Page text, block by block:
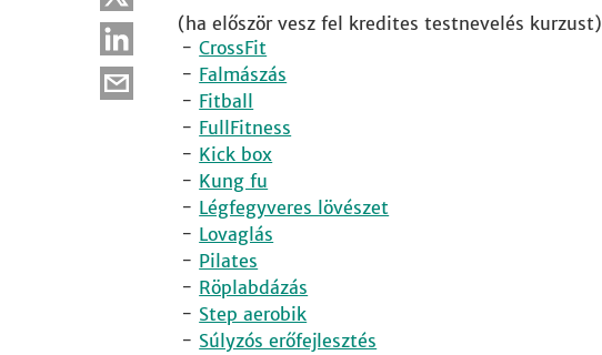
(ha először vesz fel kredites testnevelés kurzust)
CrossFit
Falmászás
Fitball
FullFitness
Kick box
Kung fu
Légfegyveres lövészet
Lovaglás
Pilates
Röplabdázás
Step aerobik
Súlyzós erőfejlesztés